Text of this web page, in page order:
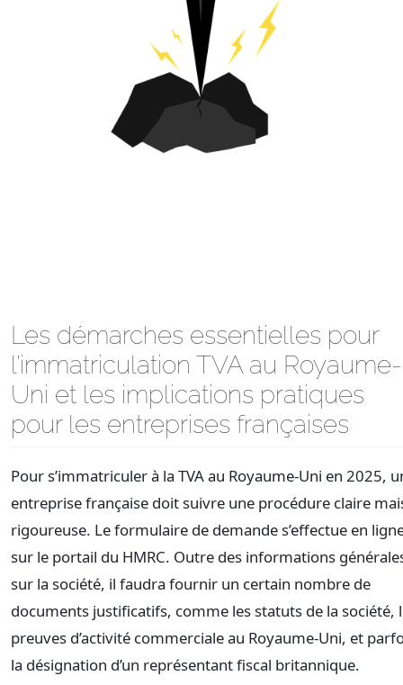
Les démarches essentielles pour
l’immatriculation TVA au Royaume-
Uni et les implications pratiques
pour les entreprises françaises
Pour s’immatriculer à la TVA au Royaume-Uni en 2025,
entreprise française doit suivre une procédure claire
rigoureuse. Le formulaire de demande s’effectue en
sur le portail du HMRC. Outre des informations
sur la société, il faudra fournir un certain nombre de
documents justificatifs, comme les statuts de la société,
preuves d’activité commerciale au Royaume-Uni, et
la désignation d’un représentant fiscal britannique.